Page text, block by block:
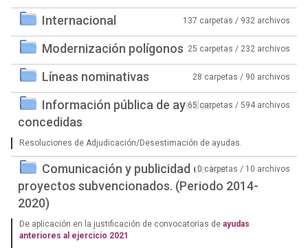
Internacional 137 carpetas / 932 archivos
Modernización polígonos 25 carpetas / 232 archivos
Líneas nominativas 28 carpetas / 90 archivos
Información pública de ayudas
concedidas
65 carpetas / 594 archivos
Resoluciones de Adjudicación/Desestimación de ayudas.
Comunicación y publicidad de los
proyectos subvencionados. (Periodo 2014-
2020)
0 carpetas / 10 archivos
De aplicación en la justificación de convocatorias de ayudas
anteriores al ejercicio 2021